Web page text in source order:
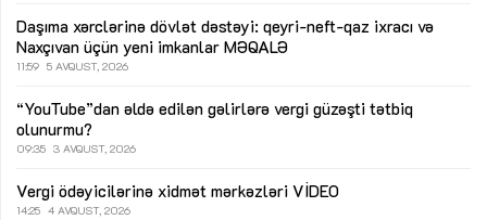
Daşıma xərclərinə dövlət dəstəyi: qeyri-neft-qaz ixracı və
Naxçıvan üçün yeni imkanlar MƏQALƏ
11:59 5 AVQUST, 2026
“YouTube”dan əldə edilən gəlirlərə vergi güzəşti tətbiq
olunurmu?
09:35 3 AVQUST, 2026
Vergi ödəyicilərinə xidmət mərkəzləri VİDEO
14:25 4 AVQUST, 2026